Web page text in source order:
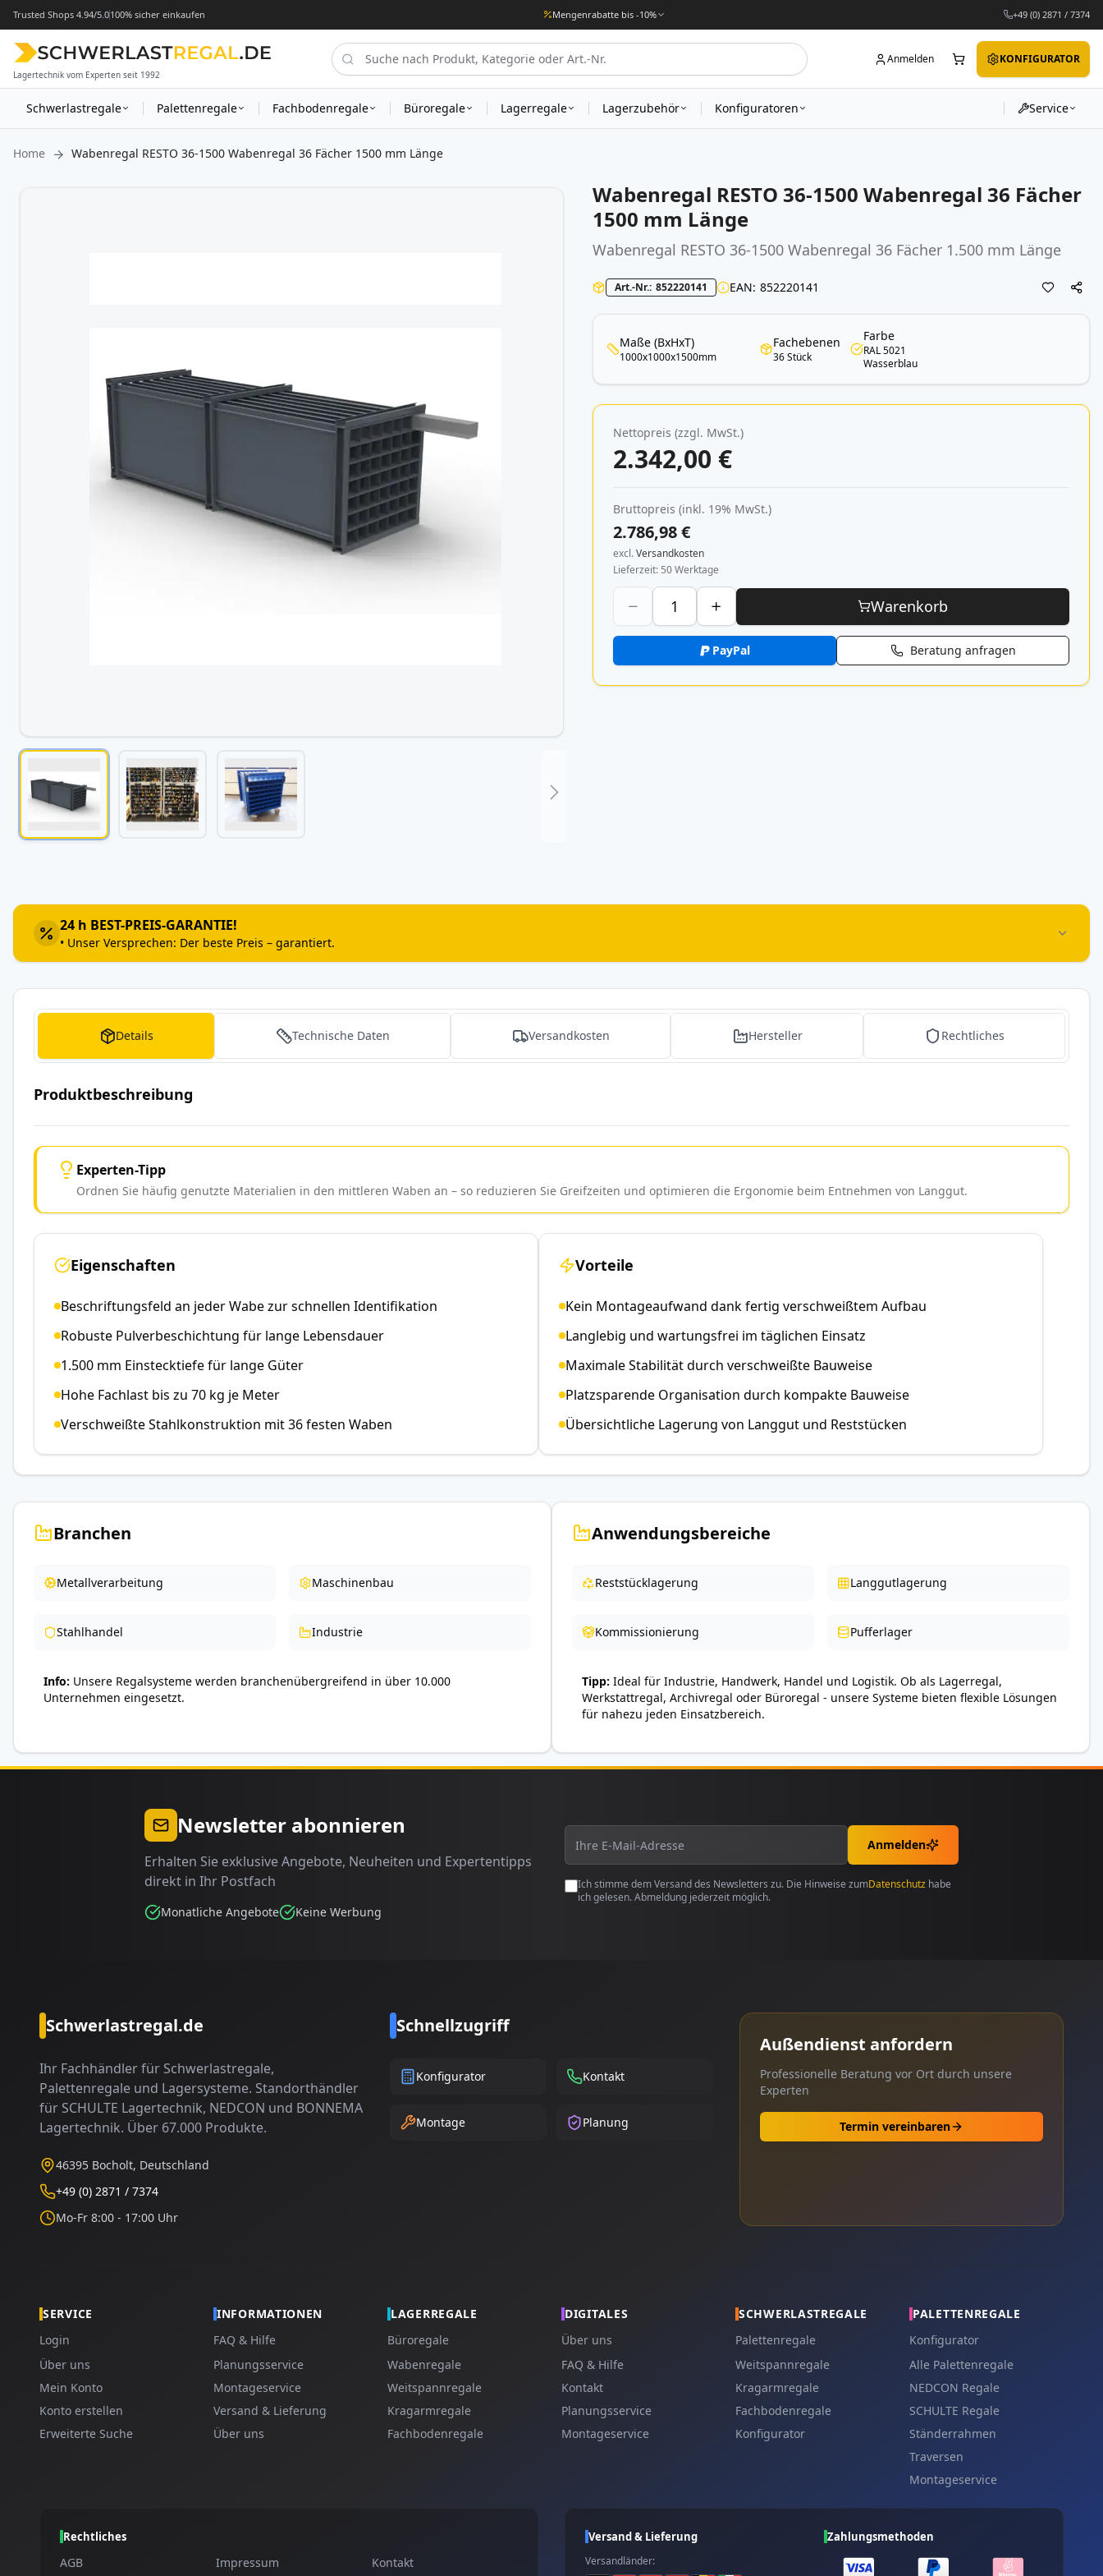
Trusted Shops 4.94/5.0100% sicher einkaufen Mengenrabatte bis -10% +49 (0) 2871 / 7374
Lagertechnik vom Experten seit 1992
Anmelden KONFIGURATOR
Schwerlastregale Fachbodenregale Büroregale Lagerregale Lagerzubehör
Palettenregale Konfiguratoren Service
Home Wabenregal RESTO 36-1500 Wabenregal 36 Fächer 1500 mm Länge
Bildergalerie
springen
Wabenregal RESTO 36-1500 Wabenregal 36 Fächer
1500 mm Länge
Wabenregal RESTO 36-1500Wabenregal 36 Fächer 1.500 mm Länge
Art.-Nr. 852220141 EAN 852220141
Maße (BxHxT)
1000x1000x1500mm
Fachebenen
36 Stück
Farbe
RAL 5021
Wasserblau
Nettopreis (zzgl. MwSt.)
2.342,00 €
Bruttopreis (inkl. 19% MwSt.)
2.786,98 €
excl.Versandkosten
Lieferzeit 50 Werktage
Warenkorb
PayPal Beratung anfragen
24 h BEST-PREIS-GARANTIE!
• Unser Versprechen: Der beste Preis – garantiert.
Details Technische Daten Versandkosten Hersteller Rechtliches
Produktbeschreibung
Experten-Tipp
Ordnen Sie häufig genutzte Materialien in den mittleren Waben an – so reduzieren Sie Greifzeiten und optimieren die Ergonomie beim Entnehmen von Langgut.
Eigenschaften
Beschriftungsfeld an jeder Wabe zur schnellen Identifikation
Robuste Pulverbeschichtung für lange Lebensdauer
1.500 mm Einstecktiefe für lange Güter
Hohe Fachlast bis zu 70 kg je Meter
Verschweißte Stahlkonstruktion mit 36 festen Waben
Vorteile
Kein Montageaufwand dank fertig verschweißtem Aufbau
Langlebig und wartungsfrei im täglichen Einsatz
Maximale Stabilität durch verschweißte Bauweise
Platzsparende Organisation durch kompakte Bauweise
Übersichtliche Lagerung von Langgut und Reststücken
Branchen
Metallverarbeitung Maschinenbau
Stahlhandel Industrie
Info Unsere Regalsysteme werden branchenübergreifend in über 10.000
Unternehmen eingesetzt.
Anwendungsbereiche
Reststücklagerung Langgutlagerung
Kommissionierung Pufferlager
Tipp Ideal für Industrie, Handwerk, Handel und Logistik. Ob als Lagerregal,
Werkstattregal, Archivregal oder Büroregal - unsere Systeme bieten flexible Lösungen
für nahezu jeden Einsatzbereich.
Newsletter abonnieren
Erhalten Sie exklusive Angebote, Neuheiten und Expertentipps
direkt in Ihr Postfach
Monatliche Angebote Keine Werbung
Anmelden
Ich stimme dem Versand des Newsletters zu. Die Hinweise zumDatenschutz habe
ich gelesen. Abmeldung jederzeit möglich.
Schwerlastregal.de
Ihr Fachhändler für Schwerlastregale,
Palettenregale und Lagersysteme. Standorthändler
für SCHULTE Lagertechnik, NEDCON und BONNEMA
Lagertechnik. Über 67.000 Produkte.
46395 Bocholt, Deutschland
+49 (0) 2871 / 7374
Mo-Fr 8:00 - 17:00 Uhr
Schnellzugriff
Konfigurator Kontakt
Montage Planung
Außendienst anfordern
Professionelle Beratung vor Ort durch unsere
Experten
Termin vereinbaren
SERVICE
Login
Über uns
Mein Konto
Konto erstellen
Erweiterte Suche
INFORMATIONEN
FAQ & Hilfe
Planungsservice
Montageservice
Versand & Lieferung
Über uns
LAGERREGALE
Büroregale
Wabenregale
Weitspannregale
Kragarmregale
Fachbodenregale
DIGITALES
Über uns
FAQ & Hilfe
Kontakt
Planungsservice
Montageservice
SCHWERLASTREGALE
Palettenregale
Weitspannregale
Kragarmregale
Fachbodenregale
Konfigurator
PALETTENREGALE
Konfigurator
Alle Palettenregale
NEDCON Regale
SCHULTE Regale
Ständerrahmen
Traversen
Montageservice
Rechtliches
AGB Impressum Kontakt
Versand & Lieferung
Versandländer:
Zahlungsmethoden